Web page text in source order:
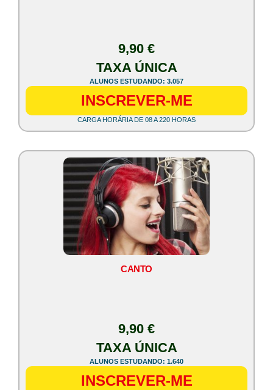
9,90 €
TAXA ÚNICA
ALUNOS ESTUDANDO: 3.057
INSCREVER-ME
CARGA HORÁRIA DE 08 A 220 HORAS
CANTO
9,90 €
TAXA ÚNICA
ALUNOS ESTUDANDO: 1.640
INSCREVER-ME